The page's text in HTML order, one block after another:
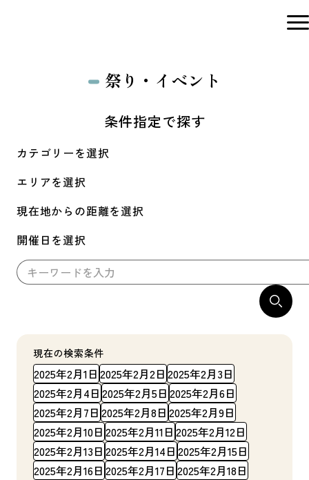
祭り・イベント
条件指定で探す
カテゴリーを選択
エリアを選択
現在地からの距離を選択
開催日を選択
現在の検索条件
2025年2月1日 2025年2月2日 2025年2月3日
2025年2月4日 2025年2月5日 2025年2月6日
2025年2月7日 2025年2月8日 2025年2月9日
2025年2月10日 2025年2月11日 2025年2月12日
2025年2月13日 2025年2月14日 2025年2月15日
2025年2月16日 2025年2月17日 2025年2月18日